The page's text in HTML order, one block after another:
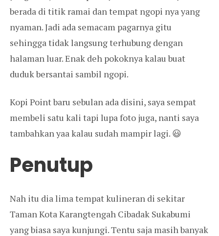
berada di titik ramai dan tempat ngopi nya yang
nyaman. Jadi ada semacam pagarnya gitu
sehingga tidak langsung terhubung dengan
halaman luar. Enak deh pokoknya kalau buat
duduk bersantai sambil ngopi.
Kopi Point baru sebulan ada disini, saya sempat
membeli satu kali tapi lupa foto juga, nanti saya
tambahkan yaa kalau sudah mampir lagi. 😃
Penutup
Nah itu dia lima tempat kulineran di sekitar
Taman Kota Karangtengah Cibadak Sukabumi
yang biasa saya kunjungi. Tentu saja masih banyak